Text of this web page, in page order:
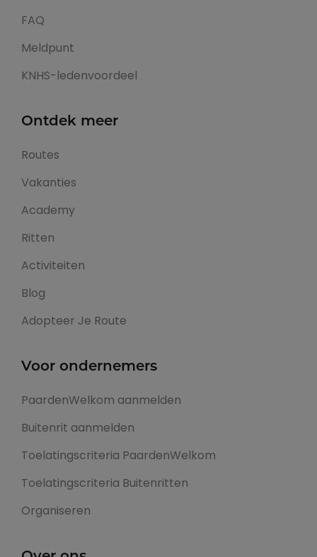
FAQ
Meldpunt
KNHS-ledenvoordeel
Ontdek meer
Routes
Vakanties
Academy
Ritten
Activiteiten
Blog
Adopteer Je Route
Voor ondernemers
PaardenWelkom aanmelden
Buitenrit aanmelden
Toelatingscriteria PaardenWelkom
Toelatingscriteria Buitenritten
Organiseren